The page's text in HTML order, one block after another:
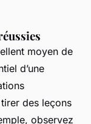
moyen de
d’une
des leçons
observez